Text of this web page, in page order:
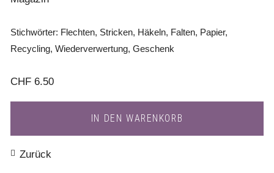
Stichwörter: Flechten, Stricken, Häkeln, Falten, Papier,
Recycling, Wiederverwertung, Geschenk
CHF 6.50
Zurück